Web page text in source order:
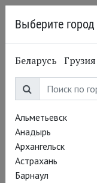
Выберите город
Беларусь Грузия
Альметьевск
Анадырь
Архангельск
Астрахань
Барнаул